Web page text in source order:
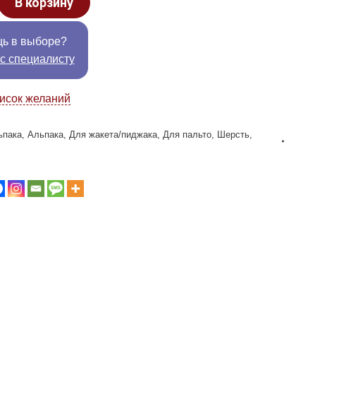
в выборе?
специалисту
желаний
, Альпака, Для жакета/пиджака, Для пальто, Шерсть,